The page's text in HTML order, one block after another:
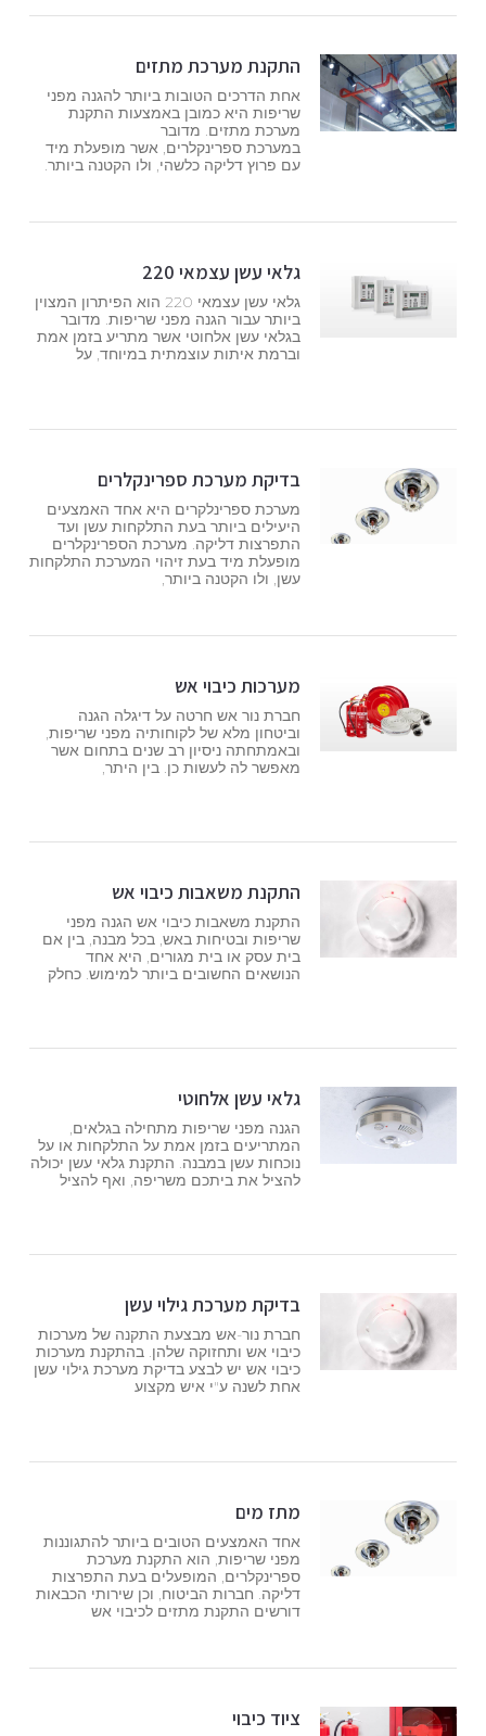
התקנת מערכת מתזים
אחת הדרכים הטובות ביותר להגנה מפני
שריפות היא כמובן באמצעות התקנת
מערכת מתזים. מדובר
במערכת ספרינקלרים, אשר מופעלת מיד
עם פרוץ דליקה כלשהי, ולו הקטנה ביותר.
גלאי עשן עצמאי 220
גלאי עשן עצמאי 220 הוא הפיתרון המצוין
ביותר עבור הגנה מפני שריפות. מדובר
בגלאי עשן אלחוטי אשר מתריע בזמן אמת
וברמת איתות עוצמתית במיוחד, על
בדיקת מערכת ספרינקלרים
מערכת ספרינלקרים היא אחד האמצעים
היעילים ביותר בעת התלקחות עשן ועד
התפרצות דליקה. מערכת הספרינקלרים
מופעלת מיד בעת זיהוי המערכת התלקחות
עשן, ולו הקטנה ביותר,
מערכות כיבוי אש
חברת נור אש חרטה על דיגלה הגנה
וביטחון מלא של לקוחותיה מפני שריפות,
ובאמתחתה ניסיון רב שנים בתחום אשר
מאפשר לה לעשות כן. בין היתר,
התקנת משאבות כיבוי אש
התקנת משאבות כיבוי אש הגנה מפני
שריפות ובטיחות באש, בכל מבנה, בין אם
בית עסק או בית מגורים, היא אחד
הנושאים החשובים ביותר למימוש. כחלק
גלאי עשן אלחוטי
הגנה מפני שריפות מתחילה בגלאים,
המתריעים בזמן אמת על התלקחות או על
נוכחות עשן במבנה. התקנת גלאי עשן יכולה
להציל את ביתכם משריפה, ואף להציל
בדיקת מערכת גילוי עשן
חברת נור-אש מבצעת התקנה של מערכות
כיבוי אש ותחזוקה שלהן. בהתקנת מערכות
כיבוי אש יש לבצע בדיקת מערכת גילוי עשן
אחת לשנה ע"י איש מקצוע
מתז מים
אחד האמצעים הטובים ביותר להתגוננות
מפני שריפות, הוא התקנת מערכת
ספרינקלרים, המופעלים בעת התפרצות
דליקה. חברות הביטוח, וכן שירותי הכבאות
דורשים התקנת מתזים לכיבוי אש
ציוד כיבוי